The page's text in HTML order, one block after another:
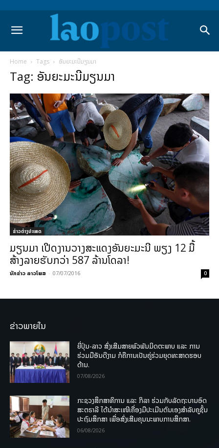
Home Tags ອັນຍະມະນີມຽນມາ
Tag: ອັນຍະມະນີມຽນມາ
ຂ່າວຕ່າງປະເທດ
ມຽນມາ ເປີດງານວາງສະແດງອັນຍະມະນີ ພຽງ 12 ມື້
ສ້າງລາຍຮັບກວ່າ 587 ລ້ານໂດລາ!
ນັກຂ່າວ ລາວໂພສ - 07/07/2016 0
ຂ່າວພາຍໃນ
ຍີ່ປຸ່ນ-ລາວ ສົ່ງເສີມສາຍພົວພັນມິດຕະພາບ ແລະ ການ
ຮ່ວມມືອັນດີງາມ ກໍຄືການເປັນຄູ່ຮ່ວມຍຸດທະສາດຮອບ
ດ້ານ.
07/08/2026
ກະຊວງສຶກສາທິການ ແລະ ກິລາ ຮ່ວມກັບລັດຖະບານອົດ
ສະຕຣາລີ ໄດ້ນຳສະເໜີເຄື່ອງມືປະເມີນຕົນເອງສຳລັບຄູຊັ້ນ
ປະຖົມສຶກສາ ເພື່ອສົ່ງເສີມຄຸນນະພາບການສຶກສາ.
06/08/2026